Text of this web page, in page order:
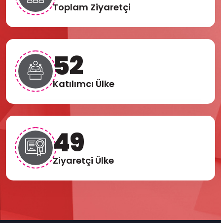
Toplam Ziyaretçi
56
Katılımcı Ülke
53
Ziyaretçi Ülke